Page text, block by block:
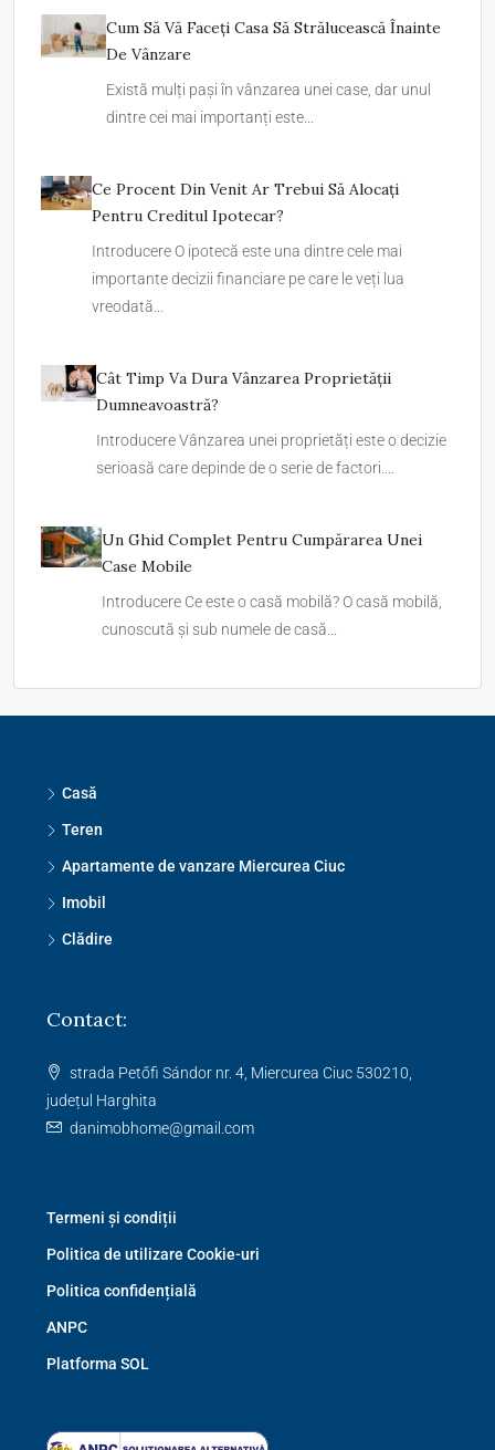
Cum Să Vă Faceți Casa Să Strălucească Înainte
De Vânzare
Există mulți pași în vânzarea unei case, dar unul
dintre cei mai importanți este...
Ce Procent Din Venit Ar Trebui Să Alocați
Pentru Creditul Ipotecar?
Introducere O ipotecă este una dintre cele mai
importante decizii financiare pe care le veți lua
vreodată...
Cât Timp Va Dura Vânzarea Proprietății
Dumneavoastră?
Introducere Vânzarea unei proprietăți este o decizie
serioasă care depinde de o serie de factori....
Un Ghid Complet Pentru Cumpărarea Unei
Case Mobile
Introducere Ce este o casă mobilă? O casă mobilă,
cunoscută și sub numele de casă...
Casă
Teren
Apartamente de vanzare Miercurea Ciuc
Imobil
Clădire
Contact:
strada Petőfi Sándor nr. 4, Miercurea Ciuc 530210,
județul Harghita
danimobhome@gmail.com
Termeni și condiții
Politica de utilizare Cookie-uri
Politica confidențială
ANPC
Platforma SOL